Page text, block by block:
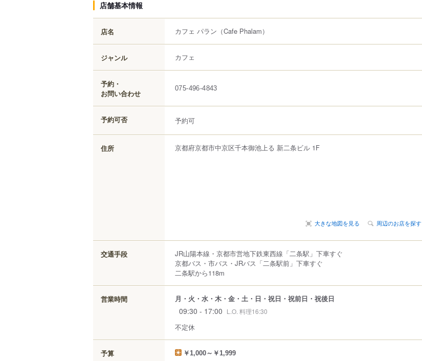
店舗基本情報
店名 カフェ パラン （Cafe Phalam）
ジャンル カフェ
予約・
お問い合わせ
075-496-4843
予約可否 予約可
住所 京都府京都市中京区千本御池上る 新二条ビル 1F
大きな地図を見る 周辺のお店を探す
交通手段
JR山陽本線・京都市営地下鉄東西線「二条駅」下車すぐ
京都バス・市バス・JRバス「二条駅前」下車すぐ
二条駅から118m
営業時間 月・火・水・木・金・土・日・祝日・祝前日・祝後日
09:30 - 17:00 L.O. 料理16:30
不定休
予算 ￥1,000～￥1,999